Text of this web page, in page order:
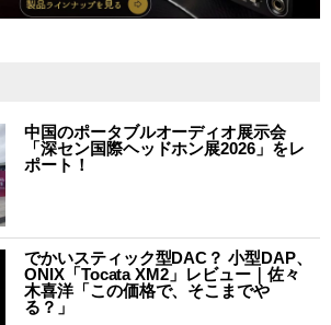
中国のポータブルオーディオ展示会
「深セン国際ヘッドホン展2026」をレ
ポート！
でかいスティック型DAC？ 小型DAP、
ONIX「Tocata XM2」レビュー｜佐々
木喜洋「この価格で、そこまでや
る？」